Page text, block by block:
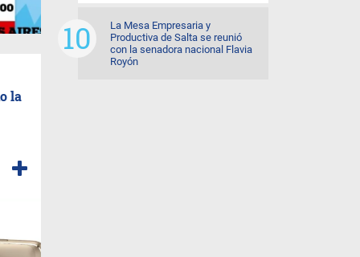
la
La Mesa Empresaria y
Productiva de Salta se reunió
con la senadora nacional Flavia
Royón